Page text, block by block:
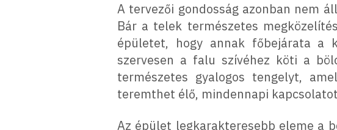
A tervezői gondosság azonban nem
Bár a telek természetes
épületet, hogy annak főbejárata a
szervesen a falu szívéhez köti a
természetes gyalogos tengelyt,
teremthet élő, mindennapi
Az épület legkarakteresebb eleme a